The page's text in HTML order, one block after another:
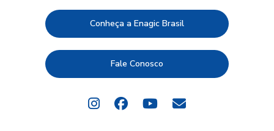
Conheça a Enagic Brasil
Fale Conosco